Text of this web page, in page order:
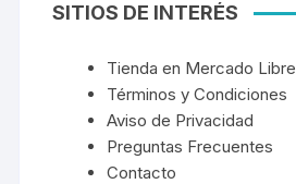
SITIOS DE INTERÉS
Tienda en Mercado Libre
Términos y Condiciones
Aviso de Privacidad
Preguntas Frecuentes
Contacto